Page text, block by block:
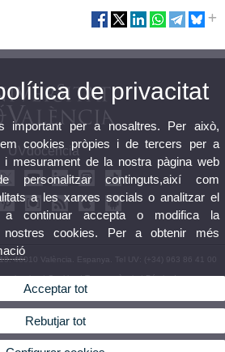
UVdocència
46010 València. Espanya. Tel UV: (+34) 963 86 41 00
privacitat|Cookies|Transparència|Bústia de contacte
de privacitat
important per a nosaltres. Per això,
cookies pròpies i de tercers per a
i mesurament de la nostra pàgina web
continguts,així com
a les xarxes socials o analitzar el
a continuar accepta o modifica la
cookies. Per a obtenir més
Acceptar tot
Rebutjar tot